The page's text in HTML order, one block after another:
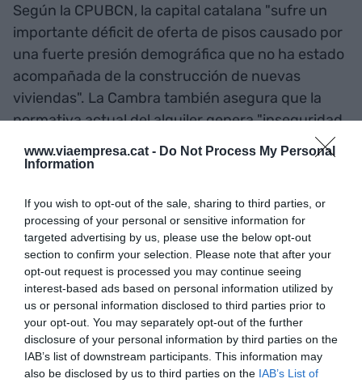
www.viaempresa.cat - Do Not Process My Personal
Information
If you wish to opt-out of the sale, sharing to third parties, or
processing of your personal or sensitive information for
targeted advertising by us, please use the below opt-out
section to confirm your selection. Please note that after your
opt-out request is processed you may continue seeing
interest-based ads based on personal information utilized by
us or personal information disclosed to third parties prior to
your opt-out. You may separately opt-out of the further
disclosure of your personal information by third parties on the
IAB’s list of downstream participants. This information may
also be disclosed by us to third parties on the IAB’s List of
Según la CPUBCN, la capital catalana "sufre un
importante déficit de oferta de pisos causado por
una fuerte presión demográfica que no ha estado
acompañada de la construcción de nuevas
viviendas". La Cambra también asegura que la
normativa actual del alquiler genera "inseguridad
jurídica", lo que apunta que perjudica a la oferta
para la población "con menos recursos y más
judiciales por morosidad y situaciones precarias".
La CPUBCN también avisa de que los propietarios
"prefieren disponer de su capital" y sacar pisos
del mercado frente a "la amenaza de control de
alquileres".
AñadirVIA Empresacomo fuente preferida
de Google de forma gratuita